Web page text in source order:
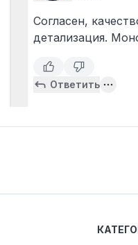
Согласен,
детализация.
Ответить